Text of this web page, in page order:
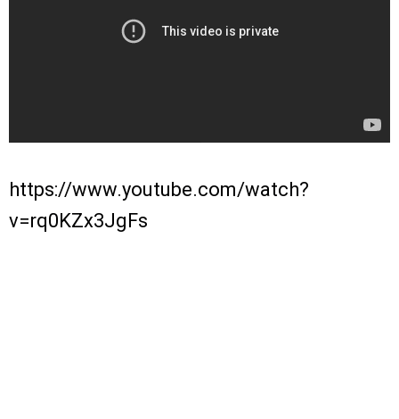
https://www.youtube.com/watch?
v=rq0KZx3JgFs